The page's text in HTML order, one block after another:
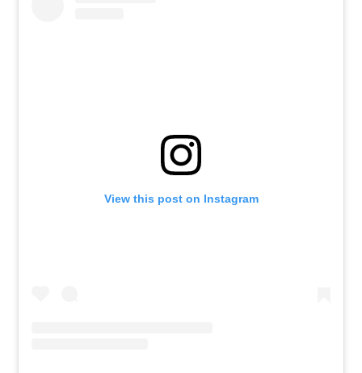
View this post on Instagram